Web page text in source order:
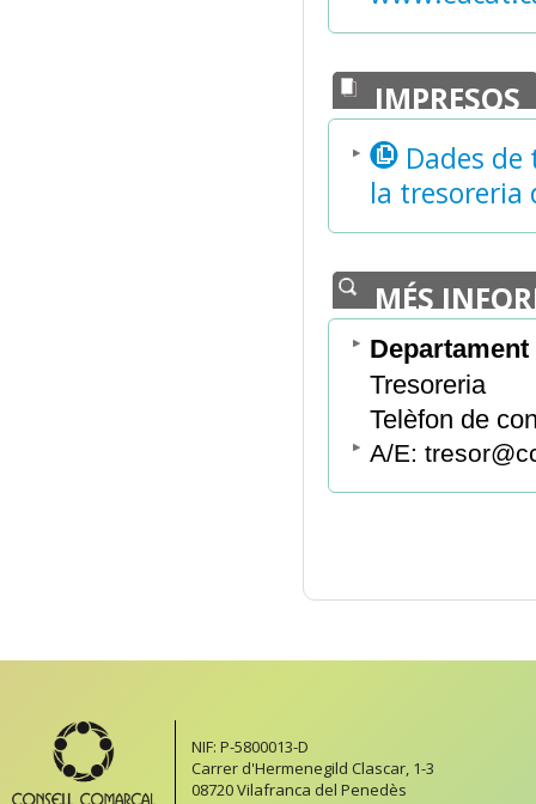
IMPRESOS
Dades
la tresoreria
MÉS
Tresoreria
Telèfon de
A/E:
NIF: P-5800013-D
Carrer d'Hermenegild Clascar, 1-3
08720 Vilafranca del Penedès